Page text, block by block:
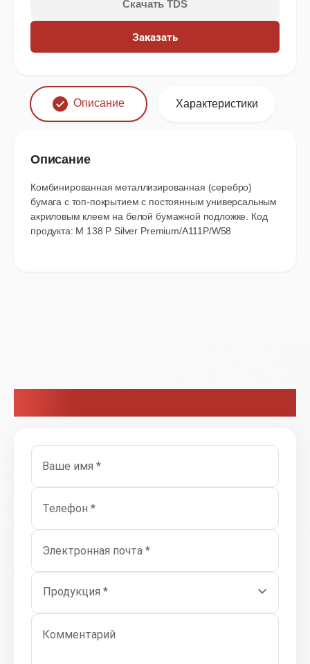
Скачать TDS
Заказать
Описание Характеристики
Описание
Комбинированная металлизированная (серебро)
бумага c топ-покрытием с постоянным универсальным
акриловым клеем на белой бумажной подложке. Код
продукта: M 138 P Silver Premium/A111P/W58
Ваше имя *
Телефон *
Электронная почта *
Продукция *
Комментарий